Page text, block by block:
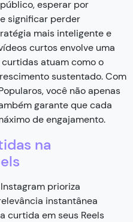
esperar por
significar perder
mais inteligente e
curtos envolve uma
atuam como o
sustentado. Com
você não apenas
garante que cada
de engajamento.
na
prioriza
instantânea
curtida em seus Reels